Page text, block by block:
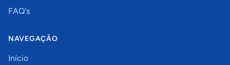
FAQ's
NAVEGAÇÃO
Início